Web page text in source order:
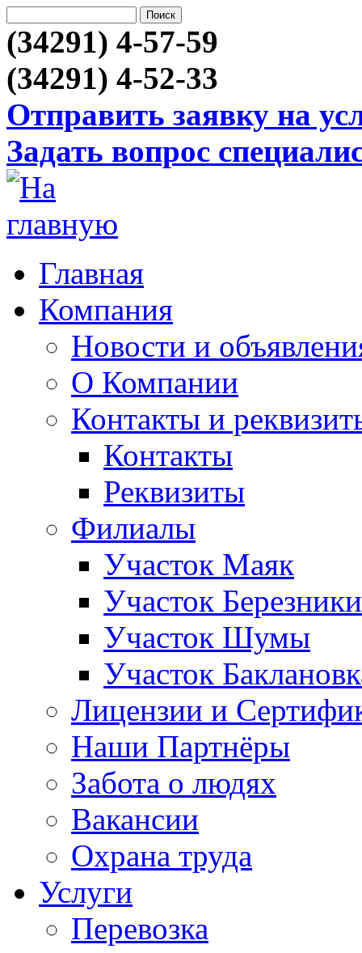
(34291) 4-57-59
(34291) 4-52-33
Отправить заявку на
Задать вопрос
Главная
Компания
Новости и
О Компании
Контакты и
Контакты
Реквизиты
Филиалы
Участок Маяк
Участок Березники
Участок Шумы
Участок
Лицензии и
Наши Партнёры
Забота о людях
Вакансии
Охрана труда
Услуги
Перевозка